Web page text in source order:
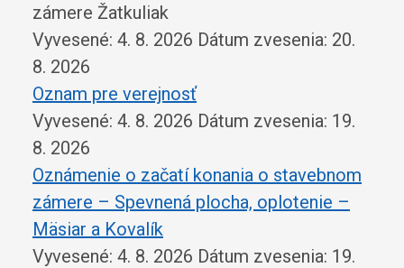
zámere Žatkuliak
Vyvesené: 4. 8. 2026 Dátum zvesenia: 20.
8. 2026
Oznam pre verejnosť
Vyvesené: 4. 8. 2026 Dátum zvesenia: 19.
8. 2026
Oznámenie o začatí konania o stavebnom
zámere – Spevnená plocha, oplotenie –
Mäsiar a Kovalík
Vyvesené: 4. 8. 2026 Dátum zvesenia: 19.